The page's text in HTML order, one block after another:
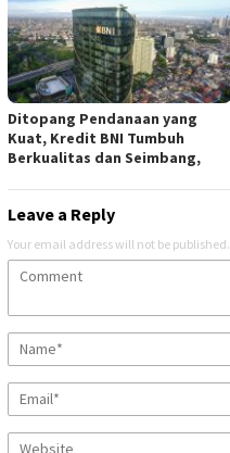
Ditopang Pendanaan yang
Kuat, Kredit BNI Tumbuh
Berkualitas dan Seimbang,
Leave a Reply
Your email address will not be published.